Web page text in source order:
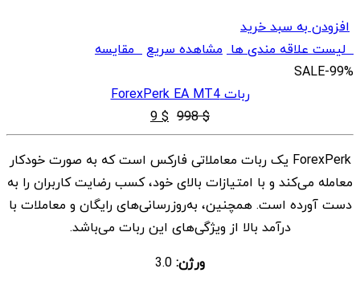
افزودن به سبد خرید
لیست علاقه مندی ها مشاهده سریعمقایسه
SALE-99%
ربات ForexPerk EA MT4
$
998
قیمت
اصلی
$ 998
بود.
$
9 قیمت
فعلی
$ 9
است.
ForexPerk یک ربات معاملاتی فارکس است که به صورت خودکار
معامله می‌کند و با امتیازات بالای خود، کسب رضایت کاربران را به
دست آورده است. همچنین، به‌روزرسانی‌های رایگان و معاملات با
درآمد بالا از ویژگی‌های این ربات می‌باشد.
ورژن: